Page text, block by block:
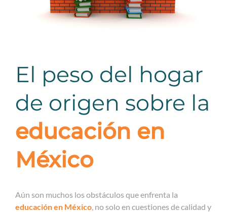
El peso del hogar
de origen sobre la
educación en
México
Aún son muchos los obstáculos que enfrenta la
educación en México, no solo en cuestiones de calidad y